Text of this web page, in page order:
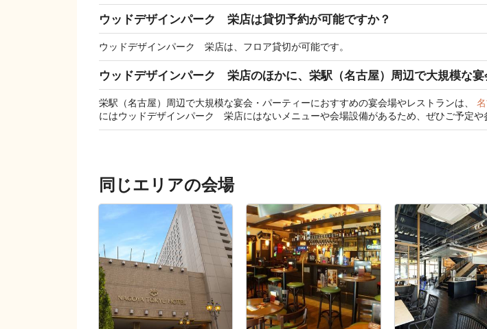
ウッドデザインパーク 栄店は貸切予約が可能ですか？
ウッドデザインパーク 栄店は、フロア貸切が可能です。
ウッドデザインパーク 栄店のほかに、栄駅（名古屋）周辺で大規模な
栄駅（名古屋）周辺で大規模な宴会・パーティーにおすすめの宴会場やレストランは、
にはウッドデザインパーク 栄店にはないメニューや会場設備があるため、ぜひご予定や
同じエリアの会場